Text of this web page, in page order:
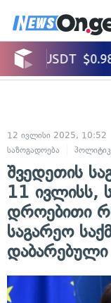
12 ივლისი 2025, 10:52
საზოგადოება
შვედეთის
11 ივლისს,
დროებითი
საგარეო
დაბარებული